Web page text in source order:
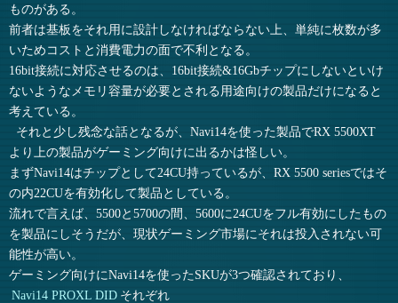
ものがある。
前者は基板をそれ用に設計しなければならない上、単純に枚数が多
いためコストと消費電力の面で不利となる。
16bit接続に対応させるのは、16bit接続&16Gbチップにしないといけ
ないようなメモリ容量が必要とされる用途向けの製品だけになると
考えている。
それと少し残念な話となるが、Navi14を使った製品でRX 5500XT
より上の製品がゲーミング向けに出るかは怪しい。
まずNavi14はチップとして24CU持っているが、RX 5500 seriesではそ
の内22CUを有効化して製品としている。
流れで言えば、5500と5700の間、5600に24CUをフル有効にしたもの
を製品にしそうだが、現状ゲーミング市場にそれは投入されない可
能性が高い。
ゲーミング向けにNavi14を使ったSKUが3つ確認されており、
Navi14 PROXL DID それぞれ